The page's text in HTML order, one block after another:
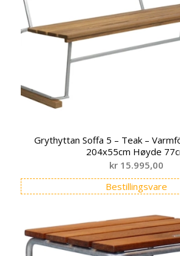
Grythyttan Soffa 5 – Teak –
204x55cm Høyde
kr 15.995,00
Bestillingsvare